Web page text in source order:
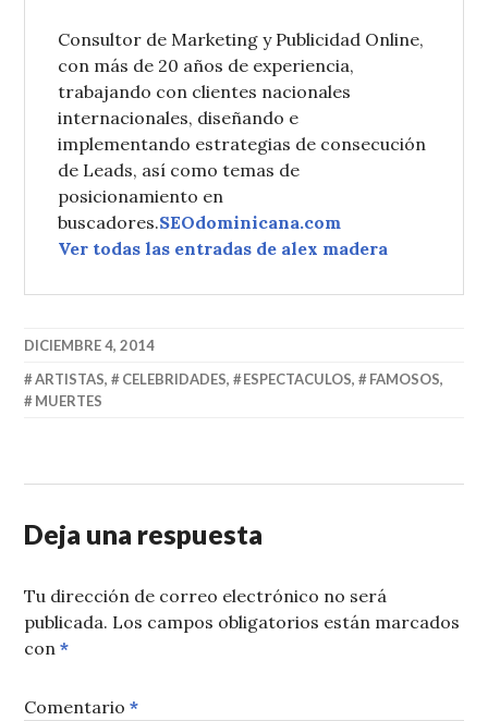
Consultor de Marketing y Publicidad Online,
con más de 20 años de experiencia,
trabajando con clientes nacionales
internacionales, diseñando e
implementando estrategias de consecución
de Leads, así como temas de
posicionamiento en
buscadores.SEOdominicana.com
Ver todas las entradas de alex madera
DICIEMBRE 4, 2014
ARTISTAS, CELEBRIDADES, ESPECTACULOS, FAMOSOS,
MUERTES
Deja una respuesta
Tu dirección de correo electrónico no será
publicada. Los campos obligatorios están marcados
con*
Comentario*